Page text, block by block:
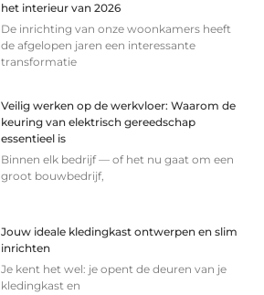
het interieur van 2026
De inrichting van onze woonkamers heeft
de afgelopen jaren een interessante
transformatie
Veilig werken op de werkvloer: Waarom de
keuring van elektrisch gereedschap
essentieel is
Binnen elk bedrijf — of het nu gaat om een
groot bouwbedrijf,
Jouw ideale kledingkast ontwerpen en slim
inrichten
Je kent het wel: je opent de deuren van je
kledingkast en